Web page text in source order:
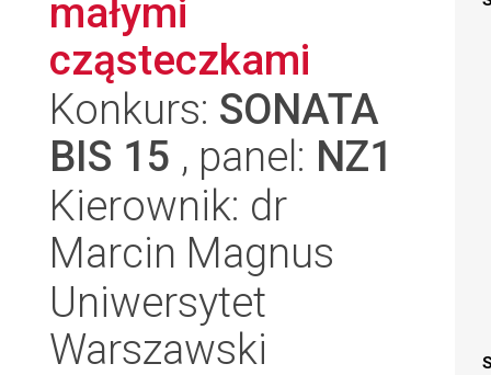
małymi
cząsteczkami
Konkurs: SONATA
BIS 15 , panel: NZ1
Kierownik: dr
Marcin Magnus
Uniwersytet
Warszawski